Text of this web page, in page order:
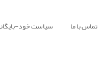
تماس با ما سیاست خود-